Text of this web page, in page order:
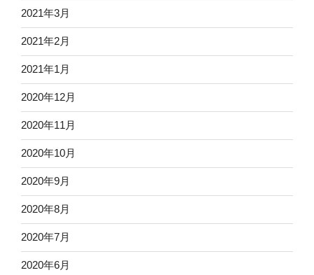
2021年3月
2021年2月
2021年1月
2020年12月
2020年11月
2020年10月
2020年9月
2020年8月
2020年7月
2020年6月